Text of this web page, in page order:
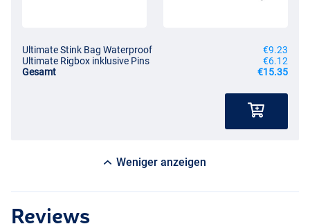
Ultimate Stink Bag Waterproof
€9.23
Ultimate Rigbox inklusive Pins
€6.12
Gesamt
€15.35
Weniger anzeigen
Reviews